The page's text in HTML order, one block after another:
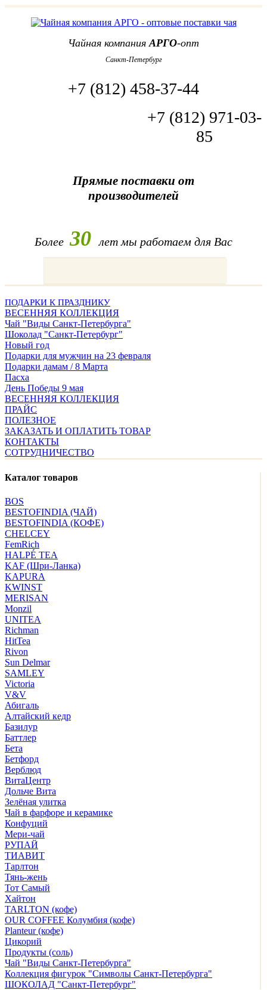
Чайная компанияАРГО-опт
Санкт-Петербург
+7 (812) 458-37-44
+7 (812) 971-03-
85
Прямые поставки от
производителей
Более30 летмы работаем для Вас
ПОДАРКИ К ПРАЗДНИКУ
ВЕСЕННЯЯ КОЛЛЕКЦИЯ
Чай "Виды Санкт-Петербурга"
Шоколад "Санкт-Петербург"
Новый год
Подарки для мужчин на 23 февраля
Подарки дамам / 8 Марта
Пасха
День Победы 9 мая
ВЕСЕННЯЯ КОЛЛЕКЦИЯ
ПРАЙС
ПОЛЕЗНОЕ
ЗАКАЗАТЬ И ОПЛАТИТЬ ТОВАР
КОНТАКТЫ
СОТРУДНИЧЕСТВО
Каталог товаров
BOS
BESTOFINDIA (ЧАЙ)
BESTOFINDIA (КОФЕ)
CHELCEY
FemRich
HALPÉ TEA
KAF (Шри-Ланка)
KAPURA
KWINST
MERISAN
Monzil
UNITEA
Richman
HitTea
Rivon
Sun Delmar
SAMLEY
Victoria
V&V
Абигаль
Алтайский кедр
Базилур
Баттлер
Бета
Бетфорд
Верблюд
ВитаЦентр
Дольче Вита
Зелёная улитка
Чай в фарфоре и керамике
Конфуций
Мери-чай
РУПАЙ
ТИАВИТ
Тарлтон
Тянь-жень
Тот Самый
Хайтон
TARLTON (кофе)
OUR COFFEE Колумбия (кофе)
Planteur (кофе)
Цикорий
Продукты (соль)
Чай "Виды Санкт-Петербурга"
Коллекция фигурок "Символы Санкт-Петербурга"
ШОКОЛАД "Санкт-Петербург"